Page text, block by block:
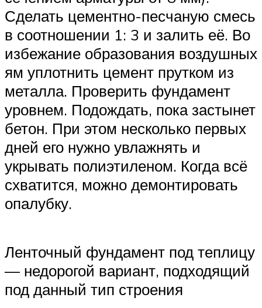
Сделать цементно-песчаную смесь
в соотношении 1: 3 и залить её. Во
избежание образования воздушных
ям уплотнить цемент прутком из
металла. Проверить фундамент
уровнем. Подождать, пока застынет
бетон. При этом несколько первых
дней его нужно увлажнять и
укрывать полиэтиленом. Когда всё
схватится, можно демонтировать
опалубку.
Ленточный фундамент под теплицу
— недорогой вариант, подходящий
под данный тип строения